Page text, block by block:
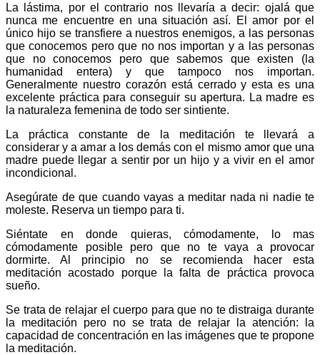
La lástima, por el contrario nos llevaría a decir: ojalá que
nunca me encuentre en una situación así. El amor por el
único hijo se transfiere a nuestros enemigos, a las personas
que conocemos pero que no nos importan y a las personas
que no conocemos pero que sabemos que existen (la
humanidad entera) y que tampoco nos importan.
Generalmente nuestro corazón está cerrado y esta es una
excelente práctica para conseguir su apertura. La madre es
la naturaleza femenina de todo ser sintiente.
La práctica constante de la meditación te llevará a
considerar y a amar a los demás con el mismo amor que una
madre puede llegar a sentir por un hijo y a vivir en el amor
incondicional.
Asegúrate de que cuando vayas a meditar nada ni nadie te
moleste. Reserva un tiempo para ti.
Siéntate en donde quieras, cómodamente, lo mas
cómodamente posible pero que no te vaya a provocar
dormirte. Al principio no se recomienda hacer esta
meditación acostado porque la falta de práctica provoca
sueño.
Se trata de relajar el cuerpo para que no te distraiga durante
la meditación pero no se trata de relajar la atención: la
capacidad de concentración en las imágenes que te propone
la meditación.